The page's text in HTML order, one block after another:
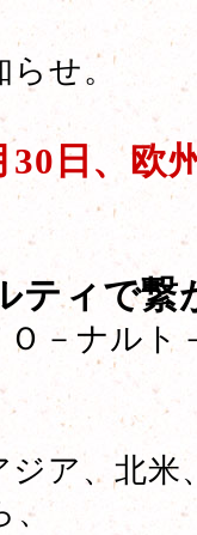
らせ。
30日、欧
ティで繋
Ｏ－ナルト
ジア、北米